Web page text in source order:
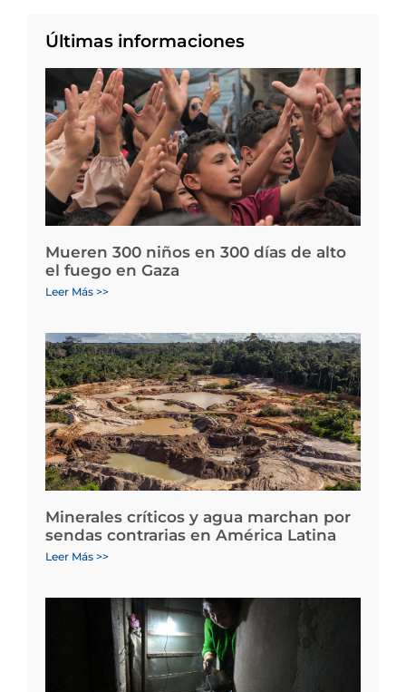
Últimas informaciones
Mueren 300 niños en 300 días de alto
el fuego en Gaza
Leer Más >>
Minerales críticos y agua marchan por
sendas contrarias en América Latina
Leer Más >>